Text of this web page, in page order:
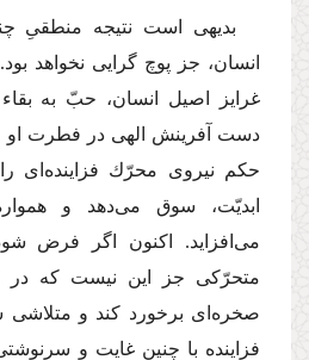
بدیهى است نتیجه منطقىِ
انسان، جز پوچ گرایى نخواهد
غرایز اصیل انسان، حبّ به
دست آفرینش الهى در فطرت او
حكم نیروى محرّك فزاینده‌اى
ابدیّت، سوق مى‌دهد و
مى‌افزاید. اكنون اگر فرض
متحرّكى جز این نیست كه در
صخره‌اى برخورد كند و متلاشى
فزاینده با چنین غایت و